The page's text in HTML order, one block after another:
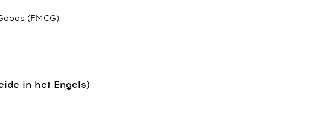
(FMCG)
in het Engels)